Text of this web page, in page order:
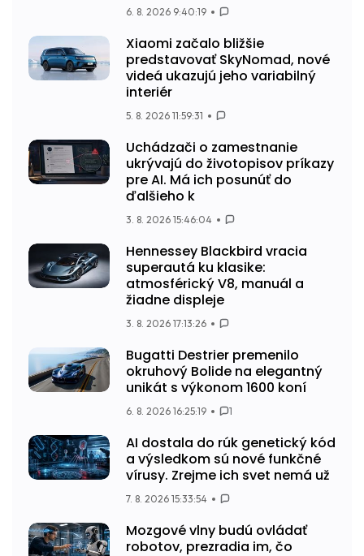
6. 8. 2026 9:40:19
Xiaomi začalo bližšie
predstavovať SkyNomad, nové
videá ukazujú jeho variabilný
interiér
5. 8. 2026 11:59:31
Uchádzači o zamestnanie
ukrývajú do životopisov príkazy
pre AI. Má ich posunúť do
ďalšieho k
3. 8. 2026 15:46:04
Hennessey Blackbird vracia
superautá ku klasike:
atmosférický V8, manuál a
žiadne displeje
3. 8. 2026 17:13:26
Bugatti Destrier premenilo
okruhový Bolide na elegantný
unikát s výkonom 1600 koní
6. 8. 2026 16:25:19 1
AI dostala do rúk genetický kód
a výsledkom sú nové funkčné
vírusy. Zrejme ich svet nemá už
7. 8. 2026 15:33:54
Mozgové vlny budú ovládať
robotov, prezradia im, čo